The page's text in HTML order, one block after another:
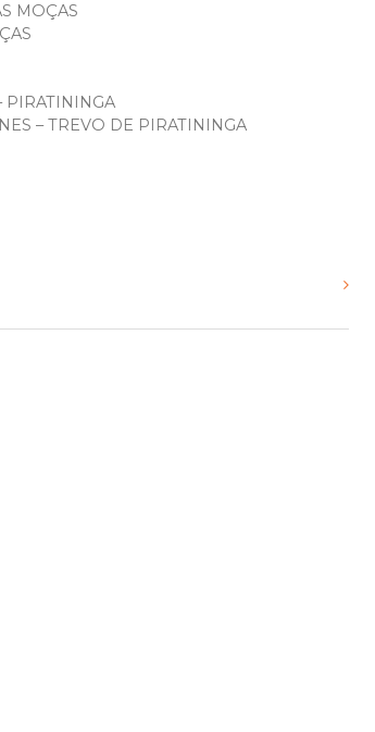
MOÇAS
PIRATININGA
– TREVO DE PIRATININGA